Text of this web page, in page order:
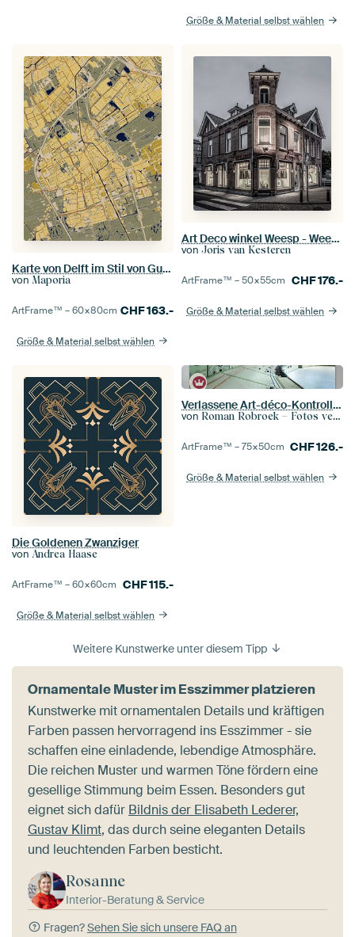
Größe & Material selbst wählen
Karte von Delft im Stil von Gustav Klimt
von Maporia
ArtFrame™ –60×80cm CHF163.-
Größe & Material selbst wählen
Art Deco winkel Weesp - Weesp in Beeld
von Joris van Kesteren
ArtFrame™ –50×55cm CHF176.-
Größe & Material selbst wählen
Die Goldenen Zwanziger
von Andrea Haase
ArtFrame™ –60×60cm CHF115.-
Größe & Material selbst wählen
Verlassene Art-déco-Kontrollraum.
von Roman Robroek – Fotos verlassener Gebäude
ArtFrame™ –75×50cm CHF126.-
Größe & Material selbst wählen
Weitere Kunstwerke unter diesem Tipp
Ornamentale Muster im Esszimmer platzieren
Kunstwerke mit ornamentalen Details und kräftigen
Farben passen hervorragend ins Esszimmer - sie
schaffen eine einladende, lebendige Atmosphäre.
Die reichen Muster und warmen Töne fördern eine
gesellige Stimmung beim Essen. Besonders gut
eignet sich dafür Bildnis der Elisabeth Lederer,
Gustav Klimt, das durch seine eleganten Details
und leuchtenden Farben besticht.
Rosanne
Interior-Beratung & Service
Fragen?Sehen Sie sich unsere FAQ an